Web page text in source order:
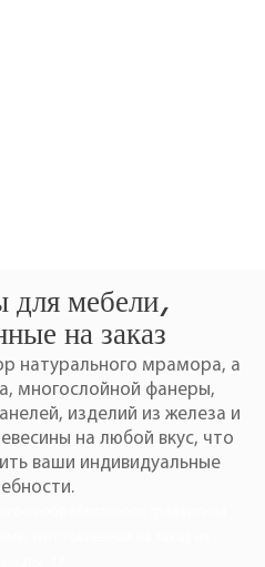
для мебели,
на заказ
натурального мрамора, а
многослойной фанеры,
изделий из железа и
на любой вкус, что
ваши индивидуальные